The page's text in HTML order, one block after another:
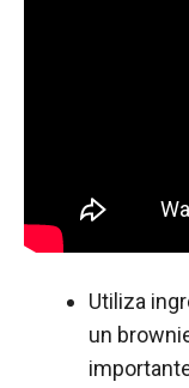
Utiliza
un